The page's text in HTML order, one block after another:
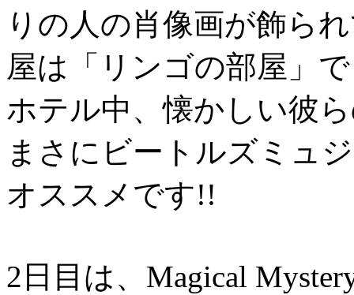
りの人の肖像画が飾ら
屋は「リンゴの部屋」
ホテル中、懐かしい彼
まさにビートルズミュ
オススメです!!
2日目は、Magical